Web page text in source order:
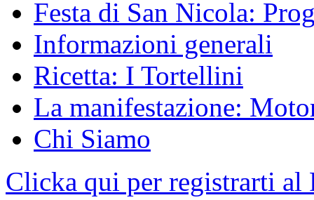
Festa di San Nicola:
Informazioni generali
Ricetta: I Tortellini
La manifestazione:
Chi Siamo
Clicka qui per registrarti al